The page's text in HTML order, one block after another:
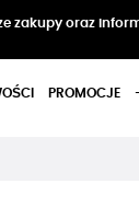
zakupy oraz
PROMOCJE